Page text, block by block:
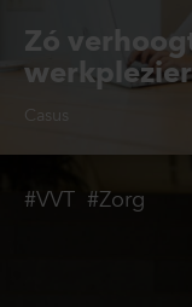
Zó
Casus
#VVT #Zorg